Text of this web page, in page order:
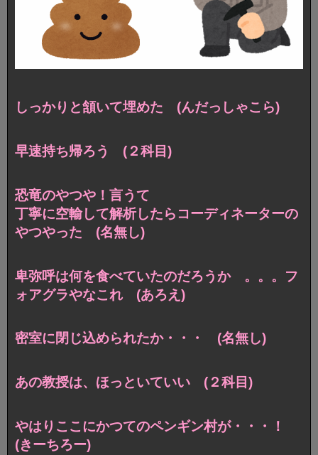
しっかりと頷いて埋めた (んだっしゃこら)
早速持ち帰ろう (２科目)
恐竜のやつや！言うて
丁寧に空輸して解析したらコーディネーターの
やつやった (名無し)
卑弥呼は何を食べていたのだろうか 。。。フ
ォアグラやなこれ (あろえ)
密室に閉じ込められたか・・・ (名無し)
あの教授は、ほっといていい (２科目)
やはりここにかつてのペンギン村が・・・！
(きーちろー)